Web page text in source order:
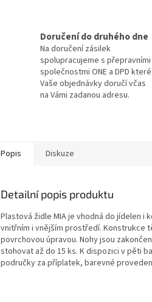
Doručení do druhého dne
Na doručení zásilek
spolupracujeme s přepravními
společnostmi ONE a DPD které
Vaše objednávky doručí včas
na Vámi zadanou adresu.
Popis Diskuze
Detailní popis produktu
Plastová židle MIA je vhodná do jídelen
vnitřním i vnějším prostředí. Konstrukce
povrchovou úpravou. Nohy jsou
stohovat až do 15 ks. K dispozici v pěti
područky za příplatek, barevné